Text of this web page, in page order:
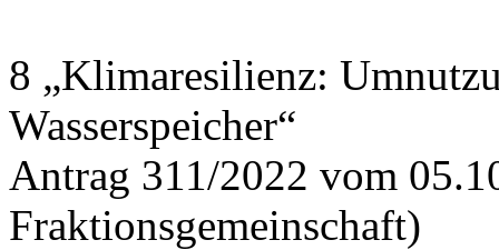
8 „Klimaresilienz:
Wasserspeicher“
Antrag 311/2022 vom
Fraktionsgemeinschaft)